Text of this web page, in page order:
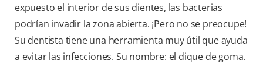
expuesto el interior de sus dientes, las bacterias
podrían invadir la zona abierta. ¡Pero no se preocupe!
Su dentista tiene una herramienta muy útil que ayuda
a evitar las infecciones. Su nombre: el dique de goma.